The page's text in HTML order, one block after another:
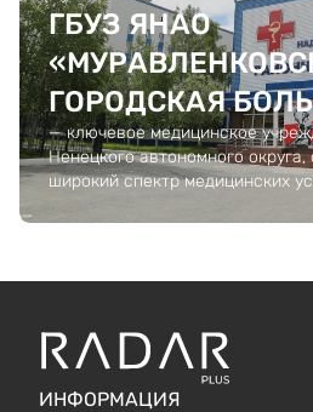
ГБУЗ ЯНАО
ГОРОДСКАЯ
— ключевое медицинское
Ненецкого автономного
широкий спектр медицинских
ИНФОРМАЦИЯ